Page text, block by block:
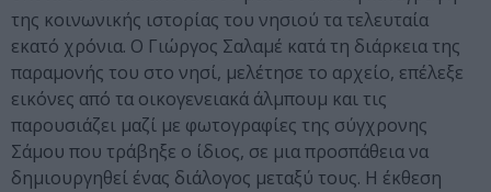
της κοινωνικής ιστορίας του νησιού τα τελευταία
εκατό χρόνια. Ο Γιώργος Σαλαμέ κατά τη διάρκεια της
παραμονής του στο νησί, μελέτησε το αρχείο, επέλεξε
εικόνες από τα οικογενειακά άλμπουμ και τις
παρουσιάζει μαζί με φωτογραφίες της σύγχρονης
Σάμου που τράβηξε ο ίδιος, σε μια προσπάθεια να
δημιουργηθεί ένας διάλογος μεταξύ τους. Η έκθεση